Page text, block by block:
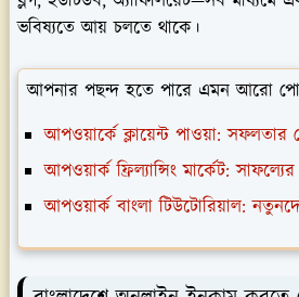
ভবিষ্যতে আয় চলতে থাকে।
আপনার পছন্দ হতে পারে এমন আরো
আপওয়ার্কে ক্লায়েন্ট পাওয়া:
আপওয়ার্ক ফ্রিল্যান্সিং মার্কেট:
আপওয়ার্ক বাংলা টিউটোরিয়াল: